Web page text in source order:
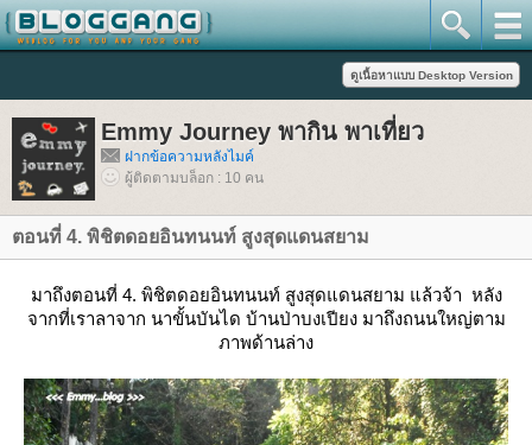
Emmy Journey พากิน พาเที่ยว
ฝากข้อความหลังไมค์
ผู้ติดตามบล็อก : 10 คน
ตอนที่ 4. พิชิตดอยอินทนนท์ สูงสุดแดนสยาม
มาถึงตอนที่ 4. พิชิตดอยอินทนนท์ สูงสุดแดนสยาม แล้วจ้า หลัง
จากที่เราลาจาก นาขั้นบันได บ้านป่าบงเปียง มาถึงถนนใหญ่ตาม
ภาพด้านล่าง